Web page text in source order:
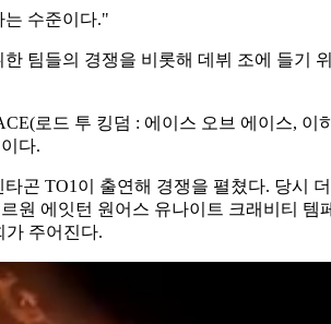
는 수준이다."
팀들의 경쟁을 비롯해 데뷔 조에 들기
로드 투 킹덤 : 에이스 오브 에이스,
다.
곤 TO1이 출연해 경쟁을 펼쳤다. 당시
원 에잇턴 원어스 유나이트 크래비티
가 주어진다.